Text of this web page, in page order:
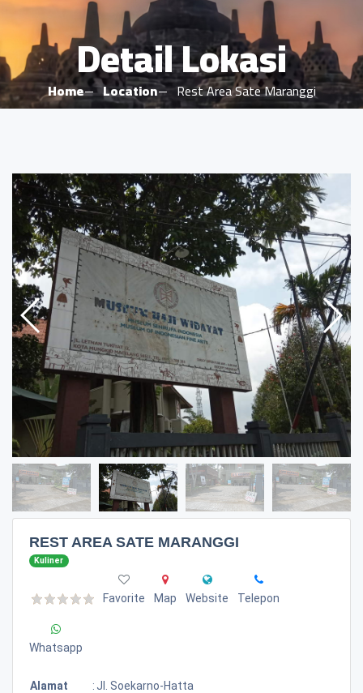
Detail Lokasi
Home Location Rest Area Sate Maranggi
REST AREA SATE MARANGGI
Kuliner
Favorite Map Website Telepon
Whatsapp
Alamat : Jl. Soekarno-Hatta